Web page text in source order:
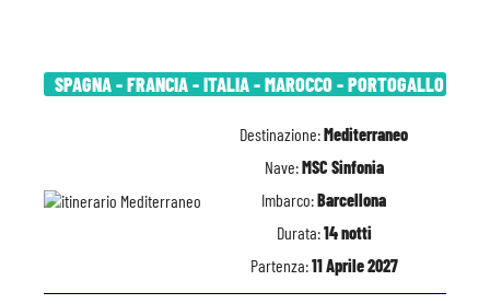
SPAGNA - FRANCIA - ITALIA - MAROCCO - PORTOGALLO
Destinazione:Mediterraneo
Nave:MSC Sinfonia
Imbarco:Barcellona
Durata:14 notti
Partenza:11 Aprile 2027